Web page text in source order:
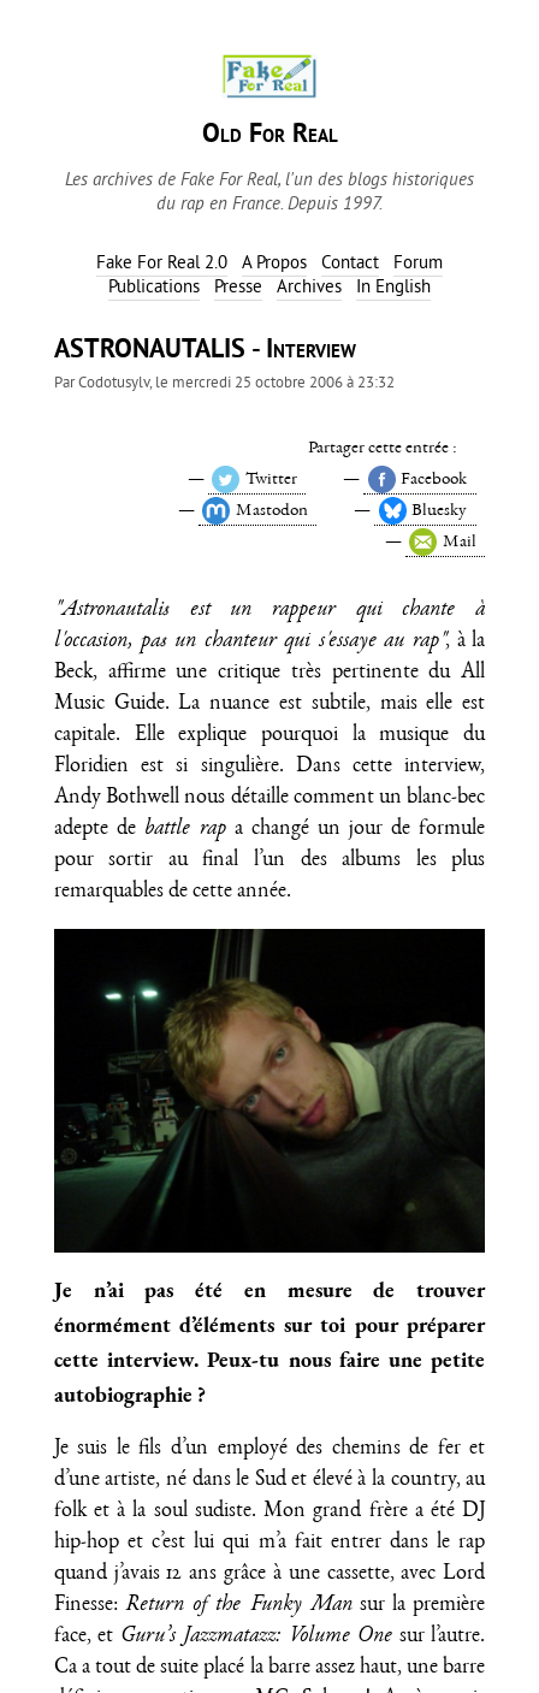
Old For Real
Les archives de Fake For Real, l'un des blogs historiques
du rap en France. Depuis 1997.
Fake For Real 2.0 A Propos Contact
Forum
Publications
Presse Archives In English
ASTRONAUTALIS - Interview
ParCodotusylv, le mercredi 25 octobre 2006 à 23:32
Partager cette entrée :
Twitter
Facebook
Mastodon
Bluesky
Mail
"Astronautalis est un rappeur qui chante à
l'occasion, pas un chanteur qui s'essaye au rap", à la
Beck, affirme une critique très pertinente du All
Music Guide. La nuance est subtile, mais elle est
capitale. Elle explique pourquoi la musique du
Floridien est si singulière. Dans cette interview,
Andy Bothwell nous détaille comment un blanc-bec
adepte de battle rapa changé un jour de formule
pour sortir au final l’un des albums les plus
remarquables de cette année.
Je n’ai pas été en mesure de trouver
énormément d’éléments sur toi pour préparer
cette interview. Peux-tu nous faire une petite
autobiographie ?
Je suis le fils d’un employé des chemins de fer et
d’une artiste, né dans le Sud et élevé à la country, au
folk et à la soul sudiste. Mon grand frère a été DJ
hip-hop et c’est lui qui m’a fait entrer dans le rap
quand j’avais 12 ans grâce à une cassette, avec Lord
Finesse: Return of the Funky Mansur la première
face, et Guru’s Jazzmatazz: Volume One sur l’autre.
Ca a tout de suite placé la barre assez haut, une barre